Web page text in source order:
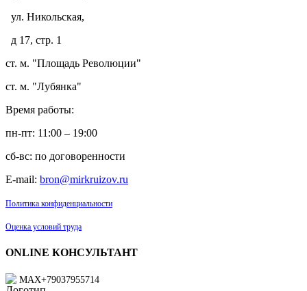
ул. Никольская,
д 17, стр. 1
ст. м. "Площадь Революции"
ст. м. "Лубянка"
Время работы:
пн-пт: 11:00 – 19:00
сб-вс: по договоренности
E-mail: bron@mirkruizov.ru
Политика конфиденциальности
Оценка условий труда
ONLINE КОНСУЛЬТАНТ
MAX+79037955714